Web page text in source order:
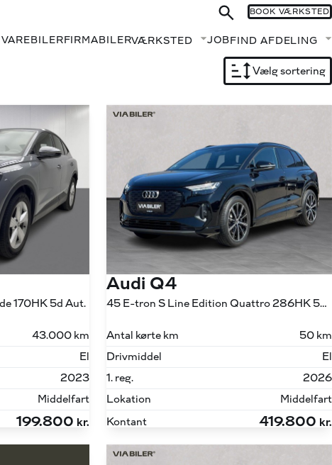
FIRMABILERVÆRKSTED Fold undermenu ud
JOB FIND AFDELING
BOOK VÆRKSTED
Vælg sortering
170HK 5d Aut.
43.000 km
El
2023
Middelfart
199.800 kr.
Audi Q4
45 E-tron S Line Edition Quattro 286HK 5d Aut.
Antal kørte km
50 km
Drivmiddel
El
1. reg.
2026
Lokation
Middelfart
Kontant
419.800 kr.